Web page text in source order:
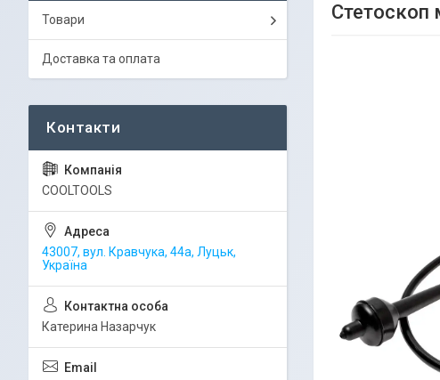
Стетоскоп
Товари
Доставка та оплата
COOLTOOLS
43007, вул. Кравчука, 44а, Луцьк,
Україна
Катерина Назарчук